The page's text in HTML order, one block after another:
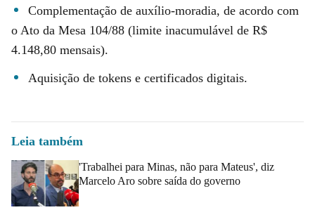
Complementação de auxílio-moradia, de acordo com
o Ato da Mesa 104/88 (limite inacumulável de R$
4.148,80 mensais).
Aquisição de tokens e certificados digitais.
Leia também
'Trabalhei para Minas, não para Mateus', diz
Marcelo Aro sobre saída do governo